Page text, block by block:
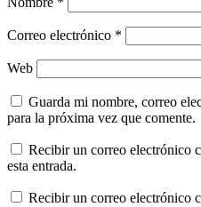
Correo electrónico *
Web
Guarda mi nombre, correo
para la próxima vez que comente.
Recibir un correo electrónico
esta entrada.
Recibir un correo electrónico